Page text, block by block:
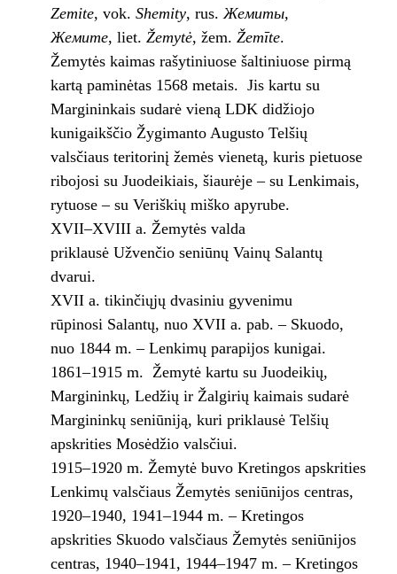
Zemite, vok. Shemity, rus.Жемиты,
Жемите, liet. Žemytė, žem. Žemīte.
Žemytės kaimas rašytiniuose šaltiniuose pirmą
kartą paminėtas 1568 metais. Jis kartu su
Margininkais sudarė vieną LDK didžiojo
kunigaikščio Žygimanto Augusto Telšių
valsčiaus teritorinį žemės vienetą, kuris pietuose
ribojosi su Juodeikiais, šiaurėje – su Lenkimais,
rytuose – su Veriškių miško apyrube.
XVII–XVIII a. Žemytės valda
priklausė Užvenčio seniūnų Vainų Salantų
dvarui.
XVII a. tikinčiųjų dvasiniu gyvenimu
rūpinosi Salantų, nuo XVII a. pab. – Skuodo,
nuo 1844 m. – Lenkimų parapijos kunigai.
1861–1915 m. Žemytė kartu su Juodeikių,
Margininkų, Ledžių ir Žalgirių kaimais sudarė
Margininkų seniūniją, kuri priklausė Telšių
apskrities Mosėdžio valsčiui.
1915–1920 m. Žemytė buvo Kretingos apskrities
Lenkimų valsčiaus Žemytės seniūnijos centras,
1920–1940, 1941–1944 m. – Kretingos
apskrities Skuodo valsčiaus Žemytės seniūnijos
centras, 1940–1941, 1944–1947 m. – Kretingos